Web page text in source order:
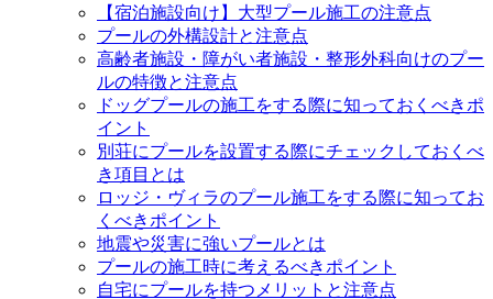
【宿泊施設向け】大型プール施工の注意点
プールの外構設計と注意点
高齢者施設・障がい者施設・整形外科向けのプー
ルの特徴と注意点
ドッグプールの施工をする際に知っておくべきポ
イント
別荘にプールを設置する際にチェックしておくべ
き項目とは
ロッジ・ヴィラのプール施工をする際に知ってお
くべきポイント
地震や災害に強いプールとは
プールの施工時に考えるべきポイント
自宅にプールを持つメリットと注意点